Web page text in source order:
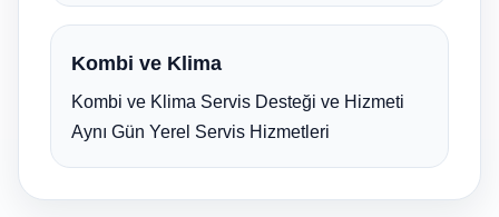
Kombi ve Klima
Kombi ve Klima Servis Desteği ve Hizmeti
Aynı Gün Yerel Servis Hizmetleri